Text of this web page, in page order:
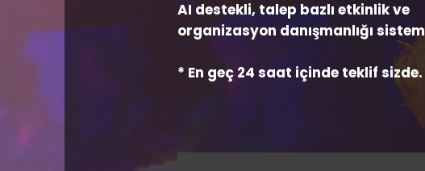
AI destekli, talep bazlı etkinlik ve
organizasyon danışmanlığı
* En geç 24 saat içinde teklif sizde.